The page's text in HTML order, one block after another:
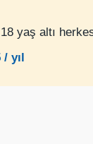
yaş altı
/ yıl